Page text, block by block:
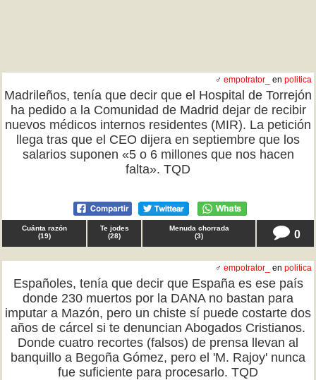
♂ empotrator_ en politica
Madrileños, tenía que decir que el Hospital de Torrejón
ha pedido a la Comunidad de Madrid dejar de recibir
nuevos médicos internos residentes (MIR). La petición
llega tras que el CEO dijera en septiembre que los
salarios suponen «5 o 6 millones que nos hacen
falta». TQD
Cuánta razón
(19)
Te jodes
(28)
Menuda chorrada
(3) 0
♂ empotrator_ en politica
Españoles, tenía que decir que España es ese país
donde 230 muertos por la DANA no bastan para
imputar a Mazón, pero un chiste sí puede costarte dos
años de cárcel si te denuncian Abogados Cristianos.
Donde cuatro recortes (falsos) de prensa llevan al
banquillo a Begoña Gómez, pero el 'M. Rajoy' nunca
fue suficiente para procesarlo. TQD